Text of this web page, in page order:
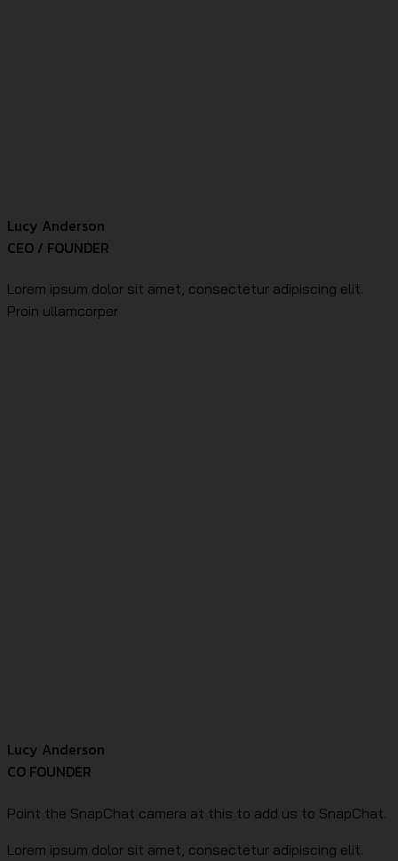
Lucy Anderson
CEO / FOUNDER
Lorem ipsum dolor sit amet, consectetur adipiscing elit.
Proin ullamcorper
Lucy Anderson
CO FOUNDER
Point the SnapChat camera at this to add us to SnapChat.
Lorem ipsum dolor sit amet, consectetur adipiscing elit.